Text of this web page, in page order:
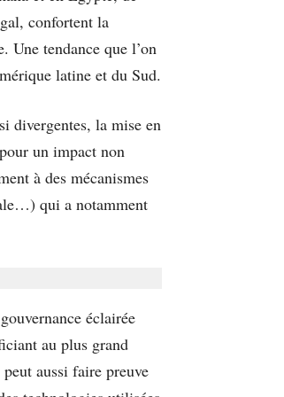
confortent la
Une tendance que l’on
latine et du Sud.
divergentes, la mise en
un impact non
à des mécanismes
qui a notamment
éclairée
au plus grand
aussi faire preuve